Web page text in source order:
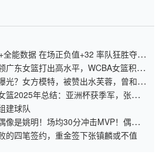
能数据 在场正负值+32 率队狂胜夺6
广东女篮打出高水平，WCBA女篮积分
光？女方模特，被赞出水芙蓉，曾和李
篮2025年总结：亚洲杯获季军，张子宇
建球队
是姚明！场均30分冲击MVP！偶像的
的四笔签约，重金签下张镇麟或不值